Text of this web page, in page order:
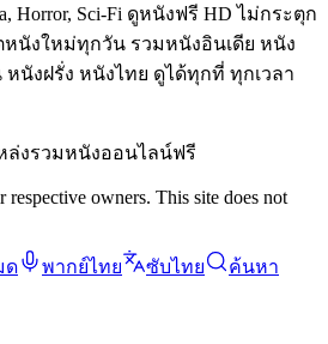
Horror, Sci-Fi ดูหนังฟรี HD ไม่กระตุก
นังใหม่ทุกวัน รวมหนังอินเดีย หนัง
นังฝรั่ง หนังไทย ดูได้ทุกที่ ทุกเวลา
ล่งรวมหนังออนไลน์ฟรี
owners. This site does not
ด พากย์ไทย ซับไทย ค้นหา